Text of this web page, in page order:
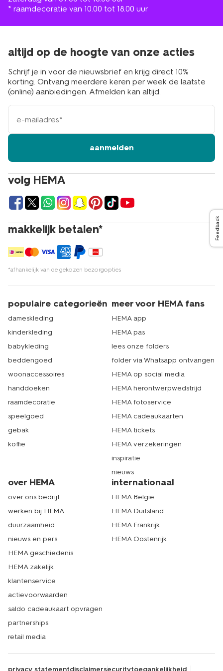
* raamdecoratie van 10.00 tot 18.00 uur
volg HEMA
makkelijk betalen*
*afhankelijk van de gekozen bezorgopties
altijd op de hoogte van onze acties
Schrijf je in voor de nieuwsbrief en krijg direct 10%
korting. Ontvang meerdere keren per week de laatste
(online) aanbiedingen. Afmelden kan altijd.
e-
mailadres
aanmelden
populaire categorieën
dameskleding
kinderkleding
babykleding
beddengoed
woonaccessoires
handdoeken
raamdecoratie
speelgoed
gebak
koffie
meer voor HEMA fans
HEMA app
HEMA pas
lees onze folders
folder via Whatsapp ontvangen
HEMA op social media
HEMA herontwerpwedstrijd
HEMA fotoservice
HEMA cadeaukaarten
HEMA tickets
HEMA verzekeringen
inspiratie
nieuws
over HEMA
over ons bedrijf
werken bij HEMA
duurzaamheid
nieuws en pers
HEMA geschiedenis
HEMA zakelijk
klantenservice
actievoorwaarden
saldo cadeaukaart opvragen
partnerships
retail media
internationaal
HEMA België
HEMA Duitsland
HEMA Frankrijk
HEMA Oostenrijk
privacy statementdisclaimersecuritytoegankelijkheid
Feedback